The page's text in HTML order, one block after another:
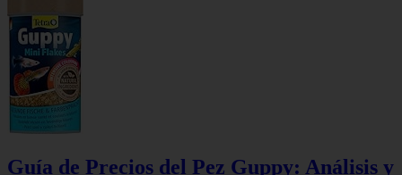
Guía de Precios del Pez Guppy: Análisis y